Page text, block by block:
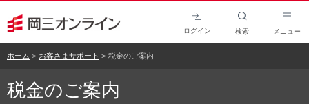
ログイン 検索 メニュー
ホーム お客さまサポート 税金のご案内
税金のご案内